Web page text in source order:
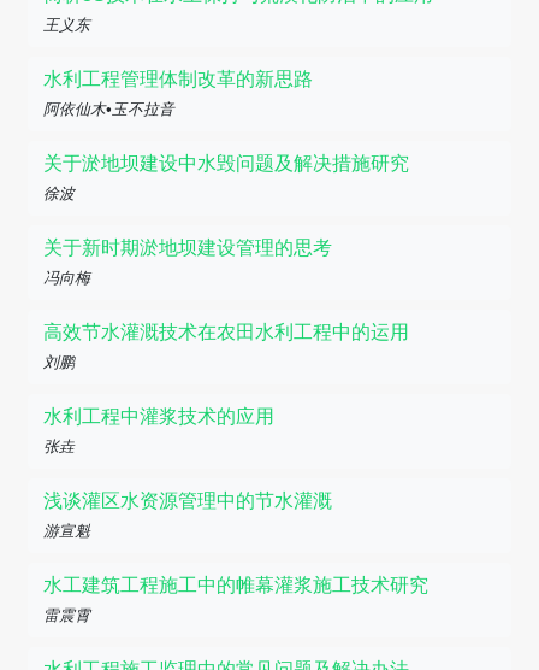
王义东
水利工程管理体制改革的新思路
阿依仙木•玉不拉音
关于淤地坝建设中水毁问题及解决措施研究
徐波
关于新时期淤地坝建设管理的思考
冯向梅
高效节水灌溉技术在农田水利工程中的运用
刘鹏
水利工程中灌浆技术的应用
张垚
浅谈灌区水资源管理中的节水灌溉
游宣魁
水工建筑工程施工中的帷幕灌浆施工技术研究
雷震霄